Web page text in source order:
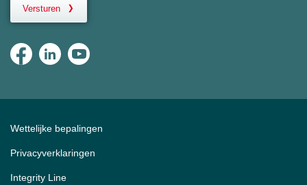
Versturen
Wettelijke bepalingen
Privacyverklaringen
Integrity Line